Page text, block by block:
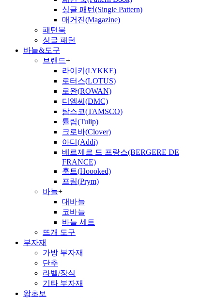
싱글 패턴(Single Pattern)
매거진(Magazine)
패턴북
싱글 패턴
바늘&도구
브랜드+
라이키(LYKKE)
로터스(LOTUS)
로완(ROWAN)
디엠씨(DMC)
탐스코(TAMSCO)
튤립(Tulip)
크로바(Clover)
아디(Addi)
베르제르 드 프랑스(BERGERE DE
FRANCE)
훅트(Hoooked)
프림(Prym)
바늘+
대바늘
코바늘
바늘 세트
뜨개 도구
부자재
가방 부자재
단추
라벨/장식
기타 부자재
왕초보